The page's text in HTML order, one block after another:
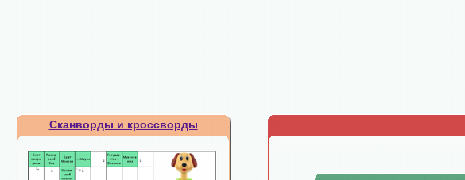
Сканворды и кроссворды